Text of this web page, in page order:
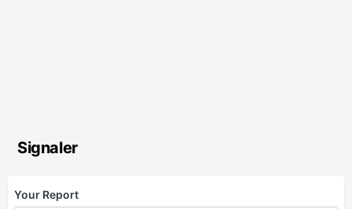
Signaler
Your Report